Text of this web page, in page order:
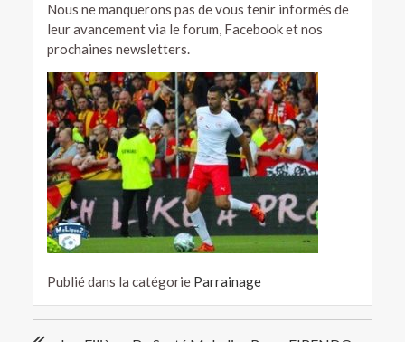
Nous ne manquerons pas de vous tenir informés de
leur avancement via le forum, Facebook et nos
prochaines newsletters.
Publié dans la catégorie Parrainage